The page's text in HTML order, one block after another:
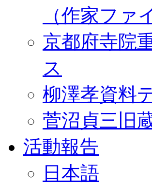
（作家ファ
京都府寺院
ス
柳澤孝資料
菅沼貞三旧
活動報告
日本語